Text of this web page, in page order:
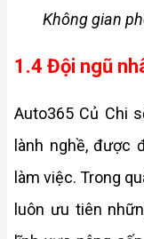
Không gian
1.4 Đội ngũ
Auto365 Củ Chi
lành nghề, được
làm việc. Trong
luôn ưu tiên